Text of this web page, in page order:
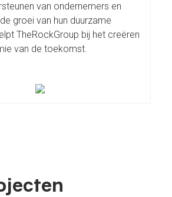
van ondernemers en
groei van hun duurzame
TheRockGroup bij het creëren
van de toekomst.